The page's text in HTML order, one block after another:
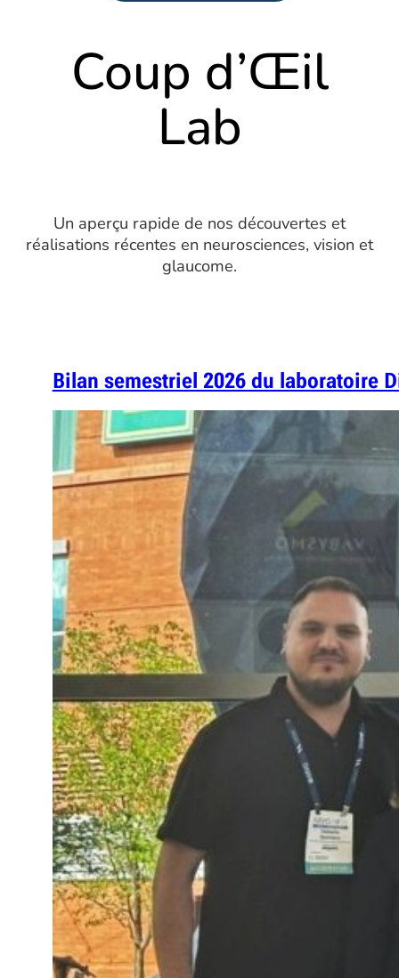
Coup d’Œil
Lab
Un aperçu rapide de nos découvertes et
réalisations récentes en neurosciences, vision et
glaucome.
Bilan semestriel 2026 du laboratoire